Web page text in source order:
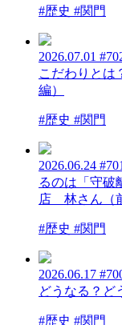
#歴史 #関門
2026.07.01
こだわりと
編）
#歴史 #関門
2026.06.24
るのは「守
店 林さん（
#歴史 #関門
2026.06.17
どうなる？ど
#歴史 #関門